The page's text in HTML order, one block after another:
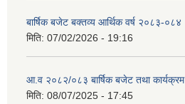
बार्षिक बजेट बक्तव्य आर्थिक वर्ष २०८३-०८४
मिति: 07/02/2026 - 19:16
आ.व २०८२/०८३ बार्षिक बजेट तथा कार्यक्रम
मिति: 08/07/2025 - 17:45